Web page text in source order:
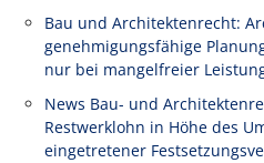
Bau und Architektenrecht:
genehmigungsfähige
nur bei mangelfreier
News Bau- und
Restwerklohn in Höhe des
eingetretener